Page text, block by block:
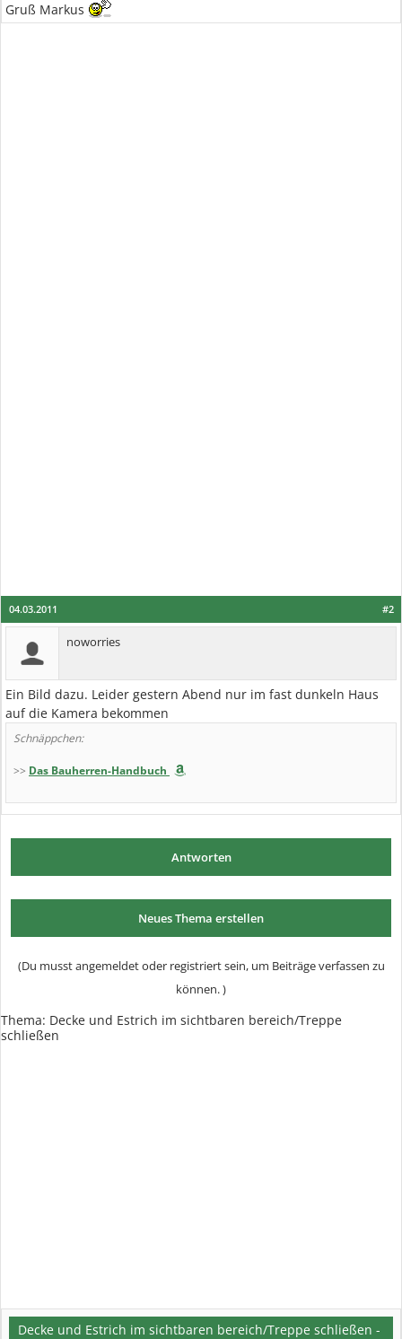
Gruß Markus
#2
04.03.2011
noworries
Ein Bild dazu. Leider gestern Abend nur im fast dunkeln Haus
auf die Kamera bekommen
Schnäppchen:
>> Das Bauherren-Handbuch
Antworten
Neues Thema erstellen
(Du musst angemeldet oder registriert sein, um Beiträge verfassen zu
können. )
Thema: Decke und Estrich im sichtbaren bereich/Treppe
schließen
Decke und Estrich im sichtbaren bereich/Treppe schließen -